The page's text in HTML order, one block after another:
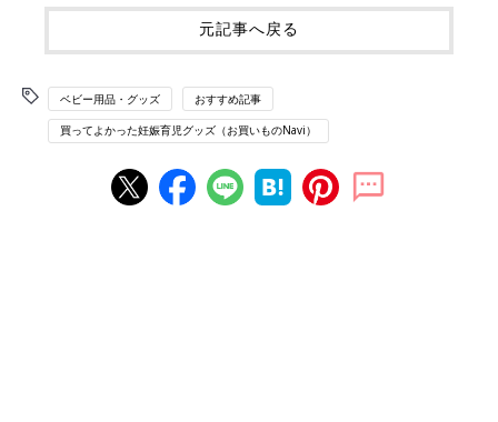
元記事へ戻る
ベビー用品・グッズ おすすめ記事
買ってよかった妊娠育児グッズ（お買いものNavi）